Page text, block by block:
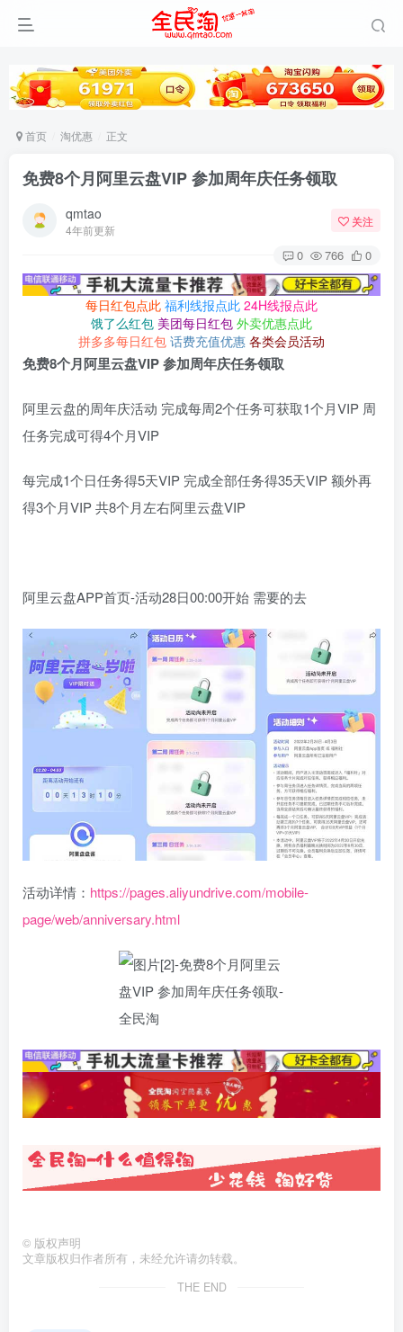
首页 淘优惠 正文
免费8个月阿里云盘VIP 参加周年庆任务领取
qmtao
4年前更新
关注
0 766 0
每日红包点此 福利线报点此 24H线报点此
饿了么红包 美团每日红包 外卖优惠点此
拼多多每日红包 话费充值优惠 各类会员活动
免费8个月阿里云盘VIP 参加周年庆任务领取
阿里云盘的周年庆活动 完成每周2个任务可获取1个月VIP 周
任务完成可得4个月VIP
每完成1个日任务得5天VIP 完成全部任务得35天VIP 额外再
得3个月VIP 共8个月左右阿里云盘VIP
阿里云盘APP首页-活动28日00:00开始 需要的去
活动详情： https://pages.aliyundrive.com/mobile-
page/web/anniversary.html
© 版权声明
文章版权归作者所有，未经允许请勿转载。
THE END